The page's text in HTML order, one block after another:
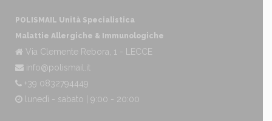
POLISMAIL Unità Specialistica
Malattie Allergiche & Immunologiche
Via Clemente Rebora, 1 - LECCE
info@polismail.it
+39 0832794449
lunedì - sabato | 9:00 - 20:00